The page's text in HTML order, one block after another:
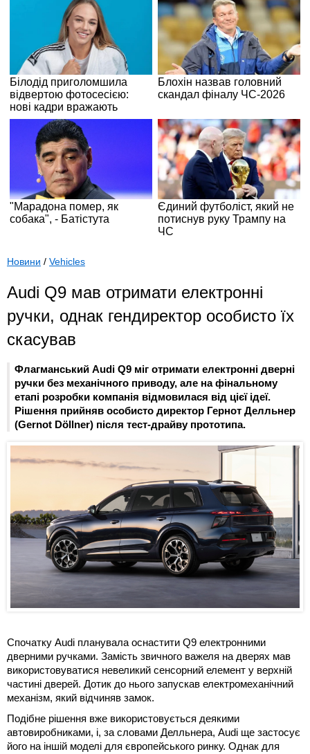
Новини / Vehicles
Audi Q9 мав отримати електронні
ручки, однак гендиректор особисто їх
скасував
Флагманський Audi Q9 міг отримати електронні дверні
ручки без механічного приводу, але на фінальному
етапі розробки компанія відмовилася від цієї ідеї.
Рішення прийняв особисто директор Гернот Делльнер
(Gernot Döllner) після тест-драйву прототипа.
Спочатку Audi планувала оснастити Q9 електронними
дверними ручками. Замість звичного важеля на дверях мав
використовуватися невеликий сенсорний елемент у верхній
частині дверей. Дотик до нього запускав електромеханічний
механізм, який відчиняв замок.
Подібне рішення вже використовується деякими
автовиробниками, і, за словами Делльнера, Audi ще застосує
його на іншій моделі для європейського ринку. Однак для